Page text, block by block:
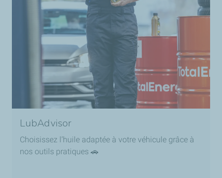
LubAdvisor
Choisissez l’huile adaptée à votre véhicule grâce à
nos outils pratiques 🚗